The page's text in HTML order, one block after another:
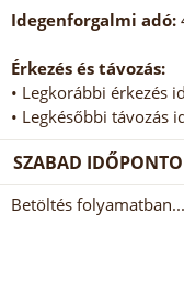
Idegenforgalmi adó:
Érkezés és távozás:
• Legkorábbi érkezés
• Legkésőbbi távozás
SZABAD
Betöltés folyamatban...